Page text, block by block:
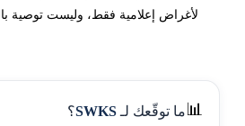
لأغراض إعلامية فقط، وليست توصية
📊ما توقّعك لـSWKS؟